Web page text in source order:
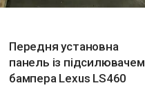
Передня установна
панель із підсилювачем
бампера Lexus LS460